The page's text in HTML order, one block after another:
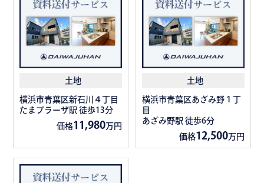
土地
横浜市青葉区新石川４丁目
たまプラーザ駅 徒歩13分
価格11,980万円
土地
横浜市青葉区あざみ野１丁
目
あざみ野駅 徒歩6分
価格12,500万円